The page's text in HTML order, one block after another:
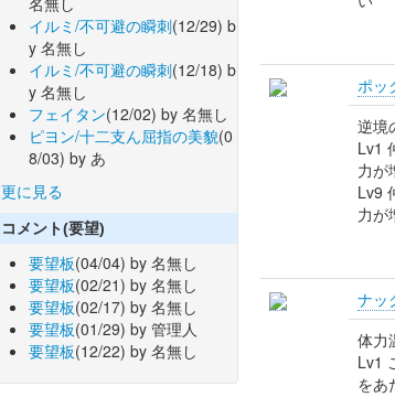
イルミ/不可避の瞬刺(12/29) b
y 名無し
イルミ/不可避の瞬刺(12/18) b
y 名無し
フェイタン(12/02) by 名無し
ピヨン/十二支ん屈指の美貌(0
8/03) by あ
更に見る
コメント(要望)
要望板(04/04) by 名無し
要望板(02/21) by 名無し
要望板(02/17) by 名無し
要望板(01/29) by 管理人
要望板(12/22) by 名無し
ポッ
逆境
Lv1
力が
Lv9
力が
ナッ
体力
Lv1
をあ